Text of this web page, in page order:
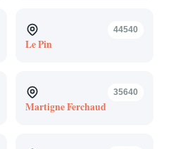
44540
Le Pin
35640
Martigne Ferchaud